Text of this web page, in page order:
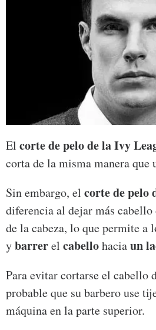
El corte de pelo de la Ivy
corta de la misma manera
Sin embargo, el corte de pelo
diferencia al dejar más
de la cabeza, lo que permite a
ybarrerel cabellohaciaun
Para evitar cortarse el cabello
probable que su barbero use
máquina en la parte superior.